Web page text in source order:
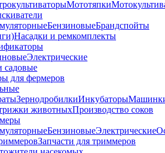
Мототяпки
БензиновыеБрандспойты
Насадки и ремкомплекты
Электрические
садовые
для фермеров
ЗернодробилкиИнкубаторы
животныхПроизводство соков
БензиновыеЭлектрические
Запчасти для триммеров